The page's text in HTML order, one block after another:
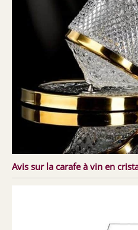
Avis sur la carafe à vin en